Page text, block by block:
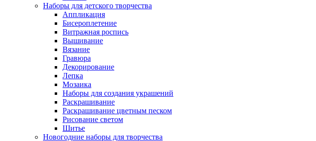
Наборы для детского творчества
Аппликация
Бисероплетение
Витражная роспись
Вышивание
Вязание
Гравюра
Декорирование
Лепка
Мозаика
Наборы для создания украшений
Раскрашивание
Раскрашивание цветным песком
Рисование светом
Шитье
Новогодние наборы для творчества